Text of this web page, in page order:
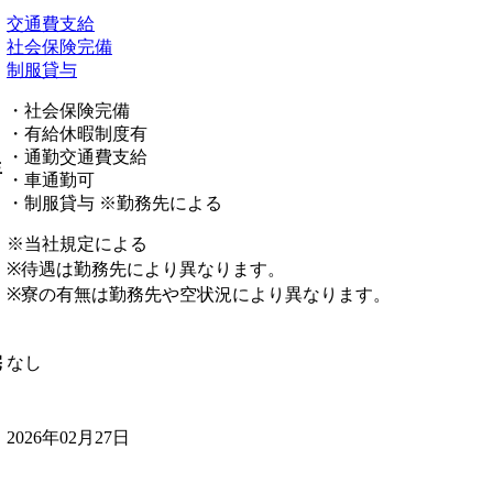
交通費支給
社会保険完備
制服貸与
・社会保険完備
・有給休暇制度有
・通勤交通費支給
・車通勤可
・制服貸与 ※勤務先による
※当社規定による
※待遇は勤務先により異なります。
※寮の有無は勤務先や空状況により異なります。
なし
2026年02月27日